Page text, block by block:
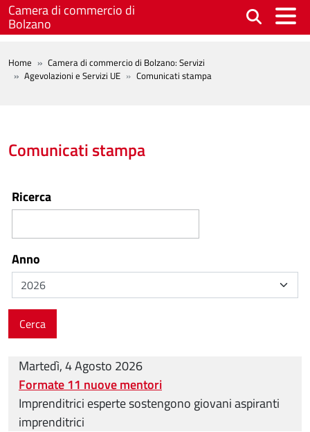
Salta al contenuto principale
Camera di commercio di
Bolzano
BREADCRUMB
Home
Camera di commercio di Bolzano: Servizi
Agevolazioni e Servizi UE
Comunicati stampa
Comunicati stampa
Ricerca
Anno
Cerca
Martedì, 4 Agosto 2026
Formate 11 nuove mentori
Imprenditrici esperte sostengono giovani aspiranti
imprenditrici